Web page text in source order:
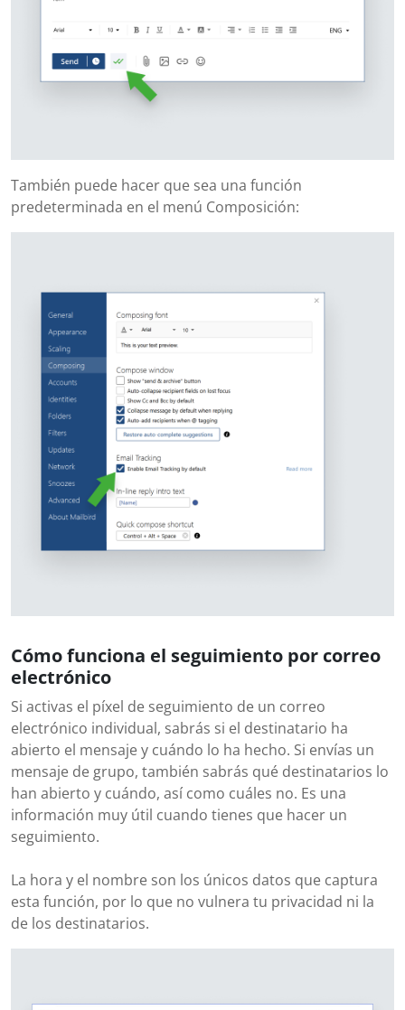
También puede hacer que sea una función
predeterminada en el menú Composición:
Cómo funciona el seguimiento por correo
electrónico
Si activas el píxel de seguimiento de un correo
electrónico individual, sabrás si el destinatario ha
abierto el mensaje y cuándo lo ha hecho. Si envías un
mensaje de grupo, también sabrás qué destinatarios lo
han abierto y cuándo, así como cuáles no. Es una
información muy útil cuando tienes que hacer un
seguimiento.
La hora y el nombre son los únicos datos que captura
esta función, por lo que no vulnera tu privacidad ni la
de los destinatarios.